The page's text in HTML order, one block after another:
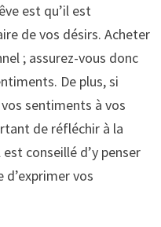
est qu’il est
de vos désirs. Acheter
; assurez-vous donc
De plus, si
sentiments à vos
de réfléchir à la
conseillé d’y penser
vos